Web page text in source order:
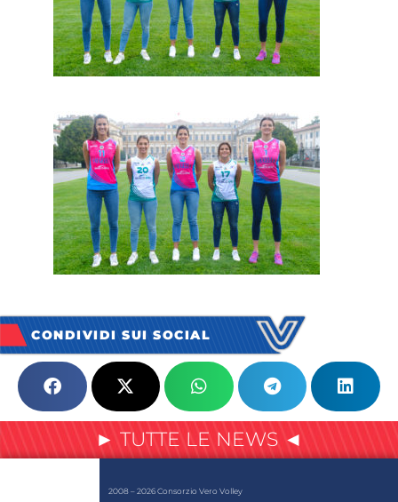
CONDIVIDI SUI SOCIAL
► TUTTE LE NEWS ◄
2008 – 2026 Consorzio Vero Volley